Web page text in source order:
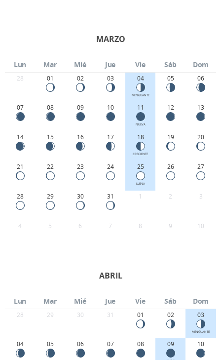
MARZO
Lun Mar Mié Jue Vie Sáb Dom
28 01 02 03 04
MENGUANTE
05 06
07 08 09 10 11
NUEVA
12 13
14 15 16 17 18
CRECIENTE
19 20
21 22 23 24 25
LLENA
26 27
28 29 30 31 1 2 3
4 5 6 7 8 9 10
ABRIL
Lun Mar Mié Jue Vie Sáb Dom
28 29 30 31 01 02 03
MENGUANTE
04 05 06 07 08 09 10